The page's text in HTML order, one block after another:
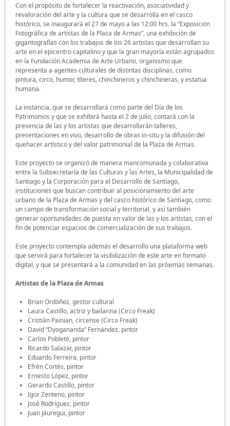
Con el propósito de fortalecer la reactivación, asociatividad y
revaloración del arte y la cultura que se desarrolla en el casco
histórico, se inaugurará el 27 de mayo a las 12:00 hrs. la “Exposición
Fotográfica de artistas de la Plaza de Armas”, una exhibición de
gigantografías con los trabajos de los 26 artistas que desarrollan su
arte en el epicentro capitalino y que la gran mayoría están agrupados
en la Fundación Academia de Arte Urbano, organismo que
representa a agentes culturales de distintas disciplinas, como
pintura, circo, humor, títeres, chinchineros y chinchineras, y estatua
humana.
La instancia, que se desarrollará como parte del Día de los
Patrimonios y que se exhibirá hasta el 2 de julio, contará con la
presencia de las y los artistas que desarrollarán talleres,
presentaciones en vivo, desarrollo de obras in-situ y la difusión del
quehacer artístico y del valor patrimonial de la Plaza de Armas.
Este proyecto se organizó de manera mancomunada y colaborativa
entre la Subsecretaría de las Culturas y las Artes, la Municipalidad de
Santiago y la Corporación para el Desarrollo de Santiago,
instituciones que buscan contribuir al posicionamiento del arte
urbano de la Plaza de Armas y del casco histórico de Santiago, como
un campo de transformación social y territorial, y así también
generar oportunidades de puesta en valor de las y los artistas, con el
fin de potenciar espacios de comercialización de sus trabajos.
Este proyecto contempla además el desarrollo una plataforma web
que servirá para fortalecer la visibilización de este arte en formato
digital, y que se presentará a la comunidad en las próximas semanas.
Artistas de la Plaza de Armas
Brian Ordóñez, gestor cultural
Laura Castillo, actriz y bailarina (Circo Freak)
Cristián Painian, circense (Circo Freak)
David “Dyogananda” Fernández, pintor
Carlos Poblete, pintor
Ricardo Salazar, pintor
Eduardo Ferreira, pintor
Efrén Cortés, pintor
Ernesto López, pintor
Gerardo Castillo, pintor
Igor Zenteno, pintor
José Rodríguez, pintor
Juan Jáuregui, pintor